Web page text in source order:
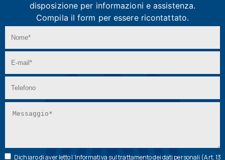
disposizione per informazioni e assistenza.
Compila il form per essere ricontattato.
Dichiaro di aver letto l’Informativa sul trattamento dei dati personali (Art. 13